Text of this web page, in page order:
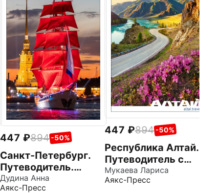
447 894 -50%
Cанкт-Петербург.
Путеводитель.
Карты и маршруты
Дудина Анна
Аякс-Пресс
447 894 -50%
Республика Алтай.
Путеводитель с
маршрутами
Мукаева Лариса
Аякс-Пресс